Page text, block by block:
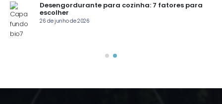
Desengordurante para cozinha: 7 fatores para
escolher
26 de junho de 2026